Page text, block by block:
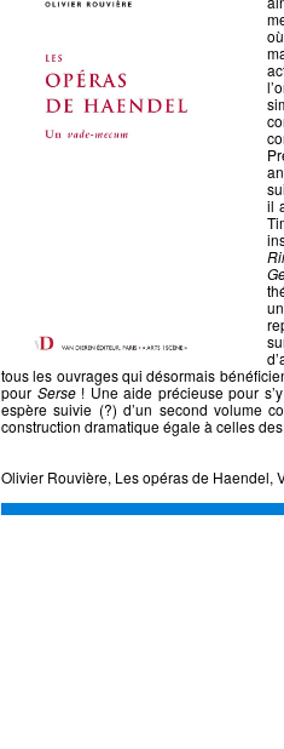
il
tous les ouvrages qui désormais
pour Serse! Une aide précieuse pour
espère suivie (?) d’un second volume
construction dramatique égale à
Olivier Rouvière, Les opéras de Haendel,